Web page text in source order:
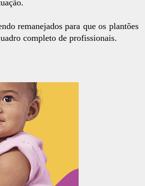
remanejados para que os plantões
completo de profissionais.